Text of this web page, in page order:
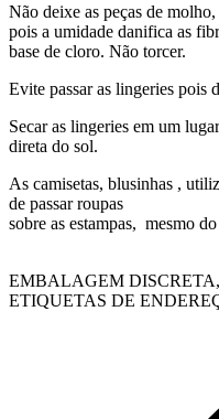
Não deixe as peças de molho,
pois a umidade danifica as
base de cloro. Não torcer.
Evite passar as lingeries pois
Secar as lingeries em um
direta do sol.
As camisetas, blusinhas ,
de passar roupas
sobre as estampas, mesmo
EMBALAGEM
ETIQUETAS DE